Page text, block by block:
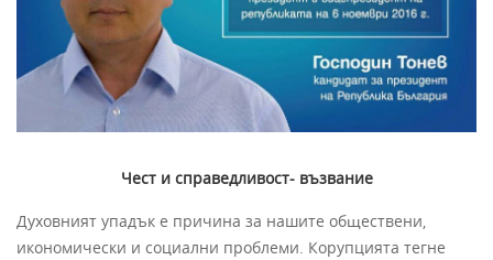
Чест и справедливост- възвание
Духовният упадък е причина за нашите обществени,
икономически и социални проблеми. Корупцията тегне